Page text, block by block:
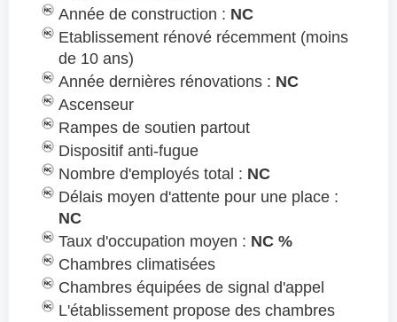
Année de construction : NC
Etablissement rénové récemment (moins
de 10 ans)
Année dernières rénovations : NC
Ascenseur
Rampes de soutien partout
Dispositif anti-fugue
Nombre d'employés total : NC
Délais moyen d'attente pour une place :
NC
Taux d'occupation moyen : NC %
Chambres climatisées
Chambres équipées de signal d'appel
L'établissement propose des chambres